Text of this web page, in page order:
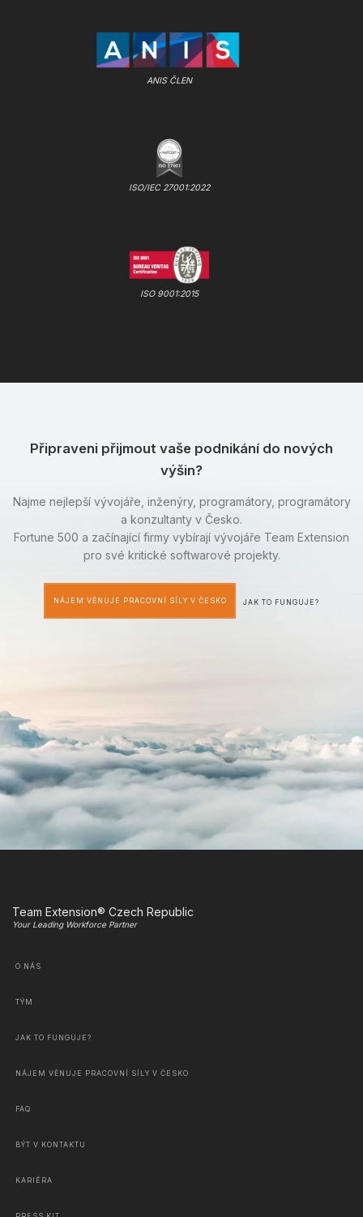
ANIS ČLEN
ISO/IEC 27001:2022
ISO 9001:2015
Připraveni přijmout vaše podnikání do nových
výšin?
Najme nejlepší vývojáře, inženýry, programátory, programátory
a konzultanty v Česko.
Fortune 500 a začínající firmy vybírají vývojáře Team Extension
pro své kritické softwarové projekty.
NÁJEM VĚNUJE PRACOVNÍ SÍLY V ČESKO JAK TO FUNGUJE?
Team Extension® Czech Republic
Your Leading Workforce Partner
O NÁS
TÝM
JAK TO FUNGUJE?
NÁJEM VĚNUJE PRACOVNÍ SÍLY V ČESKO
FAQ
BÝT V KONTAKTU
KARIÉRA